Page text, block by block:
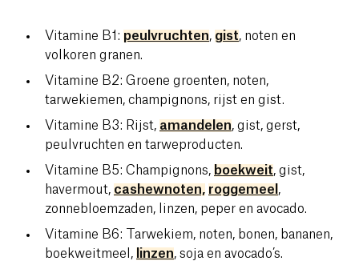
Vitamine B1: peulvruchten, gist, noten en
volkoren granen.
Vitamine B2: Groene groenten, noten,
tarwekiemen, champignons, rijst en gist.
Vitamine B3: Rijst, amandelen, gist, gerst,
peulvruchten en tarweproducten.
Vitamine B5: Champignons, boekweit, gist,
havermout, cashewnoten, roggemeel ,
zonnebloemzaden, linzen, peper en avocado.
Vitamine B6: Tarwekiem, noten, bonen, bananen,
boekweitmeel, linzen, soja en avocado’s.